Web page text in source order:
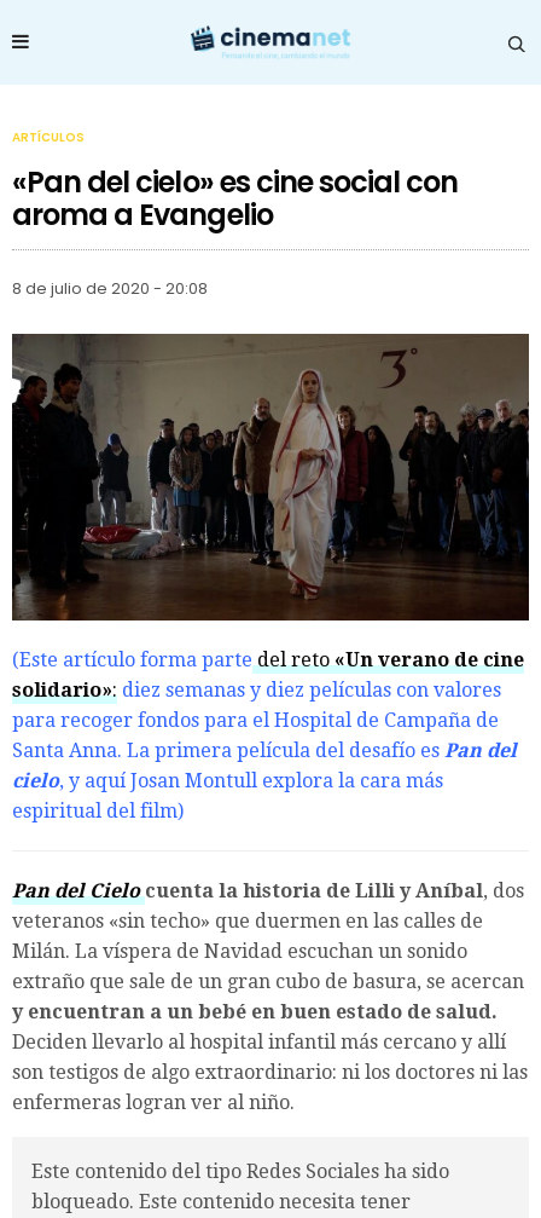
ARTÍCULOS
«Pan del cielo» es cine social con
aroma a Evangelio
8 de julio de 2020 - 20:08
(Este artículo forma partedel reto«Un verano de cine
solidario»: diez semanas y diez películas con valores
para recoger fondos para el Hospital de Campaña de
Santa Anna. La primera película del desafío es Pan del
cielo, y aquí Josan Montull explora la cara más
espiritual del film)
Pan del Cielo cuenta la historia de Lilli y Aníbal, dos
veteranos «sin techo» que duermen en las calles de
Milán. La víspera de Navidad escuchan un sonido
extraño que sale de un gran cubo de basura, se acercan
y encuentran a un bebé en buen estado de salud.
Deciden llevarlo al hospital infantil más cercano y allí
son testigos de algo extraordinario: ni los doctores ni las
enfermeras logran ver al niño.
Este contenido del tipo Redes Sociales ha sido
bloqueado. Este contenido necesita tener